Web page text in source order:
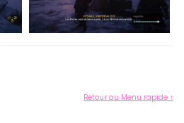
Retour au Menu rapide ↑